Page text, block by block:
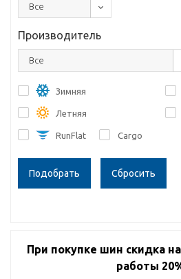
Все
Производитель
Все
Зимняя
Летняя
RunFlat Cargo
Сбросить
При покупке шин скидка
работы